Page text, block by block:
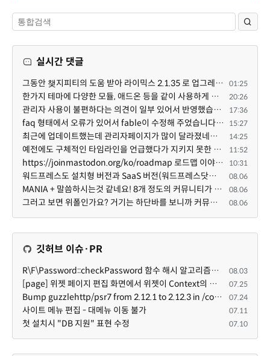
실시간 댓글
그동안 챚지피티의 도움 받아 라이믹스 2.1.35 로 업그레이드 잘 한 것은 부인할 수 없는 사실입니다. 그런... 01:25
한가지 테마에 다양한 모듈, 애드온 등을 같이 사용하게 되면 의외로 어려운게 일관성이 있는 디자인의 유지... 20:26
관리자 사용이 불편하다는 의견이 일부 있어서 반영했습니다 ㅎㅎ 8.4이상도 지원될 수 있도록 10.5.2 혹은 ... 17:36
faq 형태에서 오류가 있어서 fable이 수정해 주었습니다. 참고하세요. 증상 FAQ형 목록에서 항목을 펼치면 ... 15:27
최근에 업데이트했는데 관리자페이지가 많이 달라졌네요 여기서 모듈 설치하려고 하니 php 8.4.14버전이라 8... 14:25
예전에도 구체적인 타임라인을 언급했다가 지키지 못한 것에 죄송한 마음이 있다 보니 (코어 개발/운영 자체... 11:52
https://joinmastodon.org/ko/roadmap 로드맵 이야기가 나온김에 적자면 공홈에 대략적인 로드맵이 공개되어... 10:31
워드프레스도 설치형 버전과 SaaS 버전(워드프레스닷컴)은 다른 점이 많습니다. SaaS로 제공한다면 GPL 라이... 08.06
MANIA + 말씀하시는것 같네요! 8개 정도의 커뮤니티가 저 MANIA+ 기반으로 구축된거로 알고 있습니다. SaaS ... 08.06
그러고 보면 위폴인가요? 거기는 하단바를 보니까 커뮤니티 빌딩 SaaS 솔루션을 사용하고 있는거 같더라고요... 08.06
깃허브 이슈·PR
R\F\Password::checkPassword 함수 해시 알고리즘을 암시적으로 호출하는 경우 Argon2id 해시 비교 실패 08.03
[page] 위젯 페이지 편집 화면에서 위젯이 Context의 module_info를 덮어쓰면 저장이 ERR_ACT_IS_NOT_STANDALONE으로 실패 07.25
Bump guzzlehttp/psr7 from 2.12.1 to 2.12.3 in /common 07.24
사이트 메뉴 편집 - 대메뉴 이동 불가 07.11
첫 설치시 "DB 지원" 표현 수정 07.10